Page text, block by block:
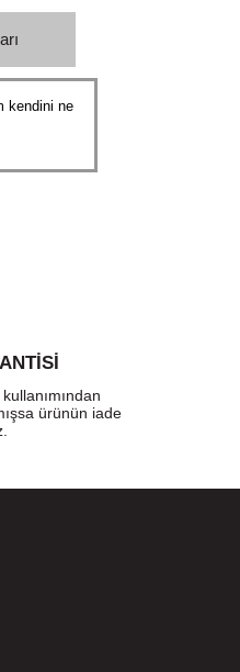
kendini ne
ürünün iade